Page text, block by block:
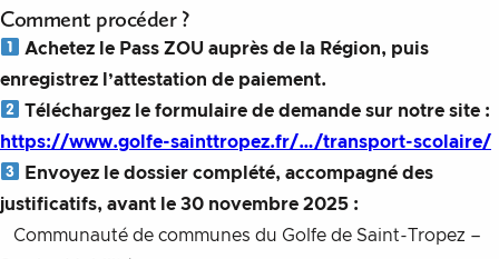
Comment procéder ?
Achetez le Pass ZOU auprès de la Région, puis
enregistrez l’attestation de paiement.
Téléchargez le formulaire de demande sur notre site :
https://www.golfe-sainttropez.fr/…/transport-scolaire/
Envoyez le dossier complété, accompagné des
justificatifs, avant le 30 novembre 2025 :
Communauté de communes du Golfe de Saint-Tropez –